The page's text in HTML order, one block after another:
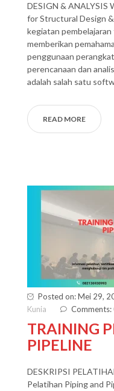
DESIGN & ANALYSIS
for Structural Design
kegiatan
memberikan
penggunaan
perencanaan dan
adalah salah satu
READ MORE
Posted on: Mei 29,
Kunia
Comments:
TRAINING
PIPELINE
DESKRIPSI
Pelatihan Piping and